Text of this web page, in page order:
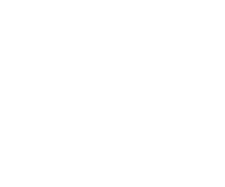
pris